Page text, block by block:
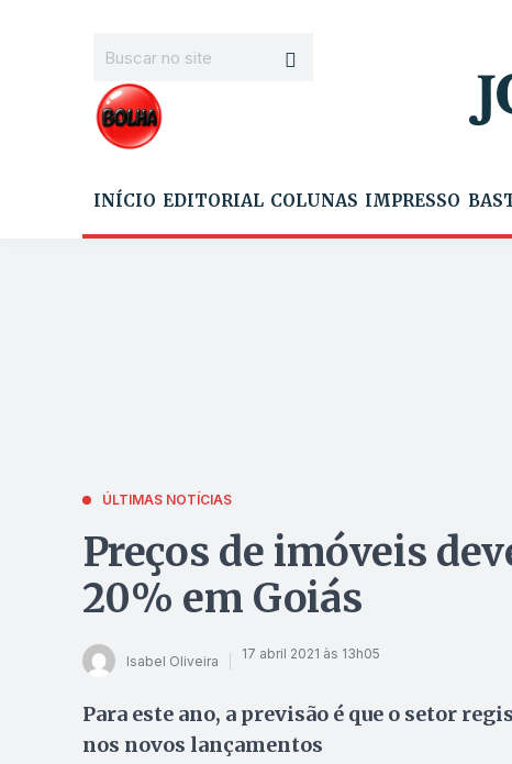
INÍCIO EDITORIAL COLUNAS IMPRESSO
ÚLTIMAS NOTÍCIAS
Preços de imóveis
20% em Goiás
Isabel Oliveira 17 abril 2021 às 13h05
Para este ano, a previsão é que o setor
nos novos lançamentos